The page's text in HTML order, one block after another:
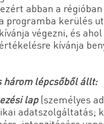
abban a
programba kerülés
végezni, és
kívánja
három lépcsőből állt:
lap(személyes
adatszolgáltatás;